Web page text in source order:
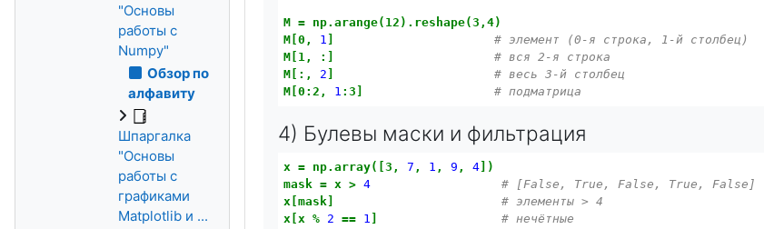
M = np.arange(12).reshape(3,4)
M[0,
1
# элемент (0-я строка, 1-й столбец)
M[1,
:]
# вся 2-я строка
M[:,
2
# весь 3-й столбец
M[0:2,
1 :3] # подматрица
4) Булевы маски и фильтрация
x = np.array([3, 7 , 1 , 9 , 4 ])
mask = x > 4
# [False, True, False, True, False]
x[mask]
# элементы > 4
x[x % 2 == 1 # нечётные
"Основы
работы с
Numpy"
Обзор по
алфавиту
Шпаргалка
"Основы
работы с
графиками
Matplotlib и ...